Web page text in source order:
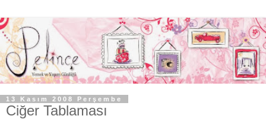
13 Kasım 2008 Perşembe
Ciğer Tablaması